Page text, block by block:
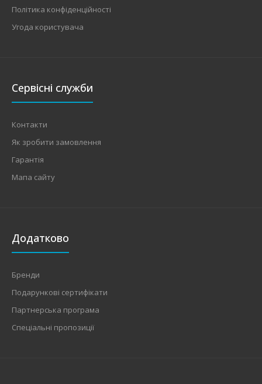
Політика конфіденційності
Угода користувача
Сервісні служби
Контакти
Як зробити замовлення
Гарантія
Мапа сайту
Додатково
Бренди
Подарункові сертифікати
Партнерська програма
Спеціальні пропозиції